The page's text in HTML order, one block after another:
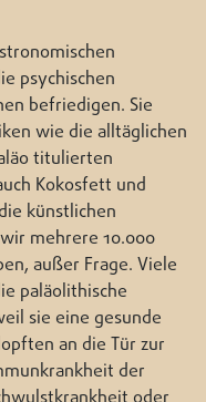
psychischen
befriedigen. Sie
wie die alltäglichen
titulierten
Kokosfett und
künstlichen
mehrere 10.000
außer Frage. Viele
paläolithische
sie eine gesunde
an die Tür zur
der